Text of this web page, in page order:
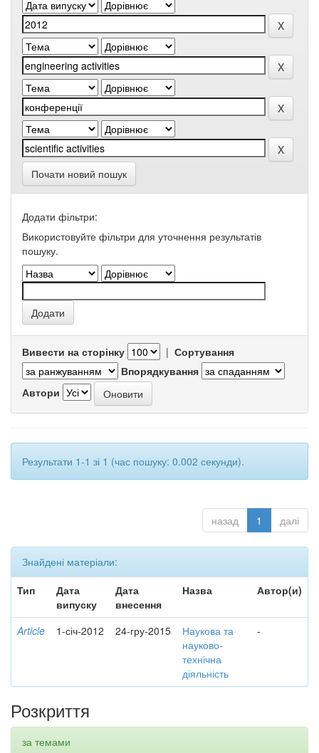
Почати новий пошук
Додати фільтри:
Використовуйте фільтри для уточнення результатів
пошуку.
Вивести на сторінку | Сортування
Впорядкування
Автори
Результати 1-1 зі 1 (час пошуку: 0.002 секунди).
назад 1 далі
Знайдені матеріали:
Тип
Дата
випуску
Дата
внесення
Назва Автор(и)
Article 1-січ-2012 24-гру-2015
Наукова та
науково-
технічна
діяльність
-
Розкриття
за темами